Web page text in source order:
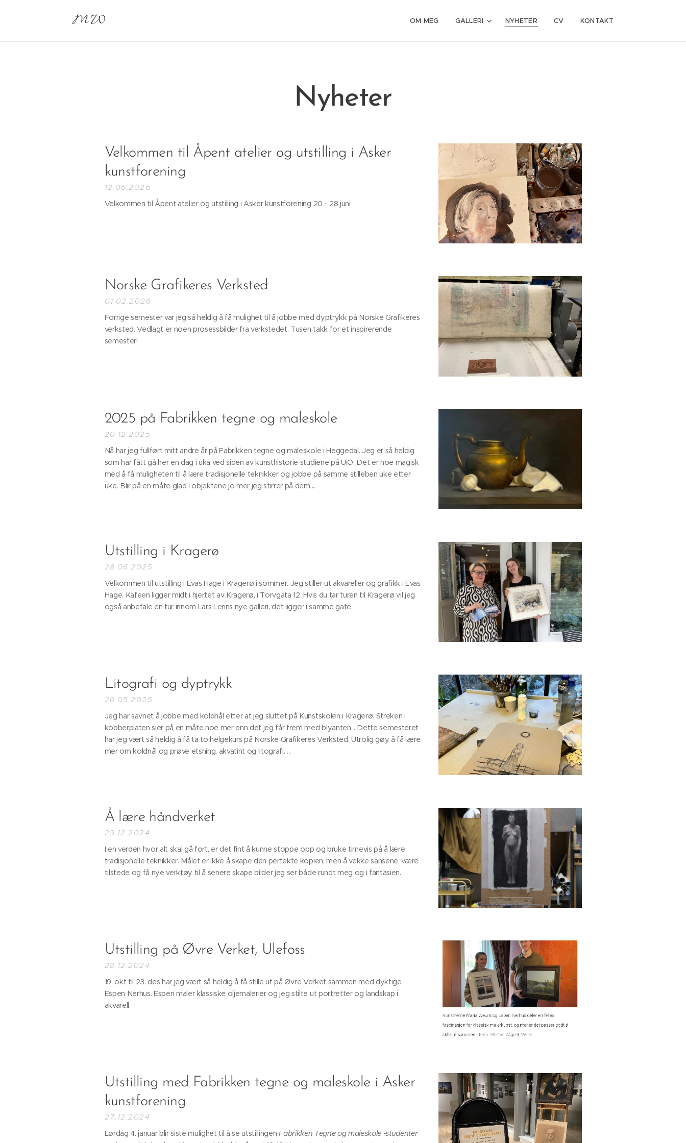
M W OM MEG GALLERI NYHETER CV KONTAKT
Nyheter
Velkommen til Åpent atelier og utstilling i Asker
kunstforening
12.06.2026
Velkommen til Åpent atelier og utstilling i Asker kunstforening 20 - 28 juni
Norske Grafikeres Verksted
01.02.2026
Forrige semester var jeg så heldig å få mulighet til å jobbe med dyptrykk på Norske Grafikeres
verksted. Vedlagt er noen prosessbilder fra verkstedet. Tusen takk for et inspirerende
semester!
2025 på Fabrikken tegne og maleskole
20.12.2025
Nå har jeg fullført mitt andre år på Fabrikken tegne og maleskole i Heggedal. Jeg er så heldig
som har fått gå her en dag i uka ved siden av kunsthistorie studiene på UiO. Det er noe magisk
med å få muligheten til å lære tradisjonelle teknikker og jobbe på samme stilleben uke etter
uke. Blir på en måte glad i objektene jo mer jeg stirrer på dem....
Utstilling i Kragerø
28.06.2025
Velkommen til utstilling i Evas Hage i Kragerø i sommer. Jeg stiller ut akvareller og grafikk i Evas
Hage. Kafeen ligger midt i hjertet av Kragerø, i Torvgata 12. Hvis du tar turen til Kragerø vil jeg
også anbefale en tur innom Lars Lerins nye galleri, det ligger i samme gate.
Litografi og dyptrykk
26.05.2025
Jeg har savnet å jobbe med koldnål etter at jeg sluttet på Kunstskolen i Kragerø. Streken i
kobberplaten sier på en måte noe mer enn det jeg får frem med blyanten... Dette semesteret
har jeg vært så heldig å få ta to helgekurs på Norske Grafikeres Verksted. Utrolig gøy å få lære
mer om koldnål og prøve etsning, akvatint og litografi. ...
Å lære håndverket
29.12.2024
I en verden hvor alt skal gå fort, er det fint å kunne stoppe opp og bruke timevis på å lære
tradisjonelle teknikker. Målet er ikke å skape den perfekte kopien, men å vekke sansene, være
tilstede og få nye verktøy til å senere skape bilder jeg ser både rundt meg og i fantasien.
Utstilling på Øvre Verket, Ulefoss
28.12.2024
19. okt til 23. des har jeg vært så heldig å få stille ut på Øvre Verket sammen med dyktige
Espen Nerhus. Espen maler klassiske oljemalerier og jeg stilte ut portretter og landskap i
akvarell.
Utstilling med Fabrikken tegne og maleskole i Asker
kunstforening
27.12.2024
Lørdag 4. januar blir siste mulighet til å se utstillingenFabrikken Tegne og maleskole -studenter